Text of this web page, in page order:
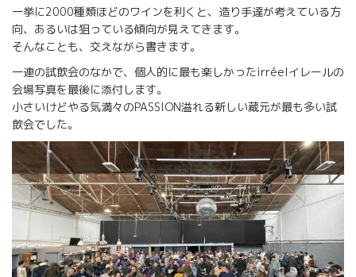
一挙に2000種類ほどのワインを利くと、造り手達が考えている方
向、あるいは狙っている傾向が見えてきます。
そんなことも、交えながら書きます。
一連の試飲会のなかで、個人的に最も楽しかったirréelイレールの
会場写真を最後に添付します。
小さいけどやる気満々のPASSION溢れる新しい蔵元が最も多い試
飲会でした。